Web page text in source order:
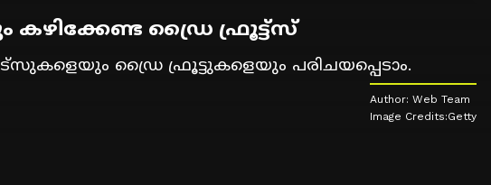
ഡ്രൈ ഫ്രൂട്ട്സ്
ഡ്രൈ ഫ്രൂട്ടുകളെയും പരിചയപ്പെടാം.
Author: Web Team
Image Credits:Getty